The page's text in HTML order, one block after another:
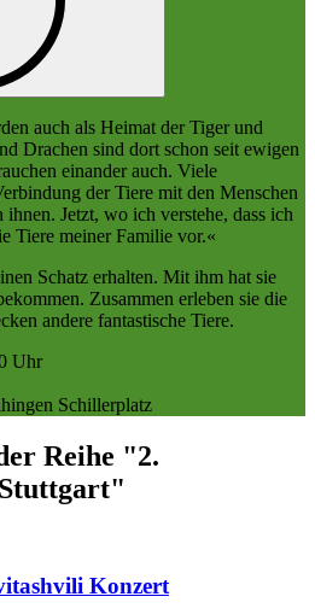
auch als Heimat der Tiger und
Drachen sind dort schon seit ewigen
einander auch. Viele
der Tiere mit den Menschen
Jetzt, wo ich verstehe, dass ich
Tiere meiner Familie vor.«
Schatz erhalten. Mit ihm hat sie
Zusammen erleben sie die
andere fantastische Tiere.
Uhr
Schillerplatz
Reihe "2.
Konzert